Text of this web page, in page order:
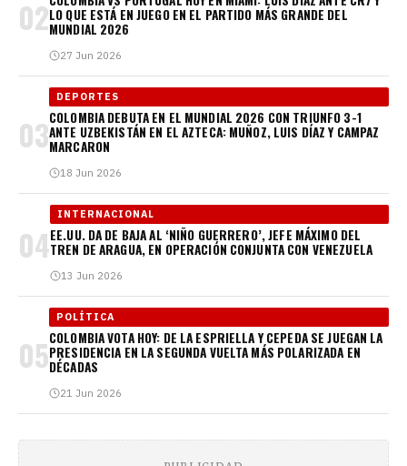
02LO QUE ESTÁ EN JUEGO EN EL PARTIDO MÁS GRANDE DEL
MUNDIAL 2026
27 Jun 2026
03
DEPORTES
COLOMBIA DEBUTA EN EL MUNDIAL 2026 CON TRIUNFO 3-1
ANTE UZBEKISTÁN EN EL AZTECA: MUÑOZ, LUIS DÍAZ Y CAMPAZ
MARCARON
18 Jun 2026
04
INTERNACIONAL
EE.UU. DA DE BAJA AL ‘NIÑO GUERRERO’, JEFE MÁXIMO DEL
TREN DE ARAGUA, EN OPERACIÓN CONJUNTA CON VENEZUELA
13 Jun 2026
05
POLÍTICA
COLOMBIA VOTA HOY: DE LA ESPRIELLA Y CEPEDA SE JUEGAN LA
PRESIDENCIA EN LA SEGUNDA VUELTA MÁS POLARIZADA EN
DÉCADAS
21 Jun 2026